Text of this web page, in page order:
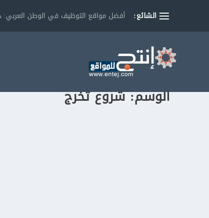
الشائع: أفضل مواقع التوظيف في الوطن العربي:
الوسم:شروع تخرج